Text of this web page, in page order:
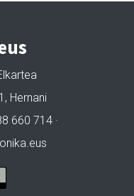
Hernani
660 714 ·